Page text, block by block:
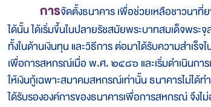
การจัดตั้งธนาคาร เพื่อช่วยเหลือชาวนา
ได้นั้น ได้เริ่มขึ้นในปลายรัชสมัยพระบาทสมเด็จพร
ทั้งในด้านเงินทุน และวิธีการ ต่อมาได้รับความสำ
เพื่อการสหกรณ์เมื่อ พ.ศ. ๒๔๘๖ และเริ่มดำเนินก
ให้เงินกู้เฉพาะสมาคมสหกรณ์เท่านั้น ธนาคารไม่ได้
ได้รับรององค์การของธนาคารเพื่อการสหกรณ์ จึงไม่